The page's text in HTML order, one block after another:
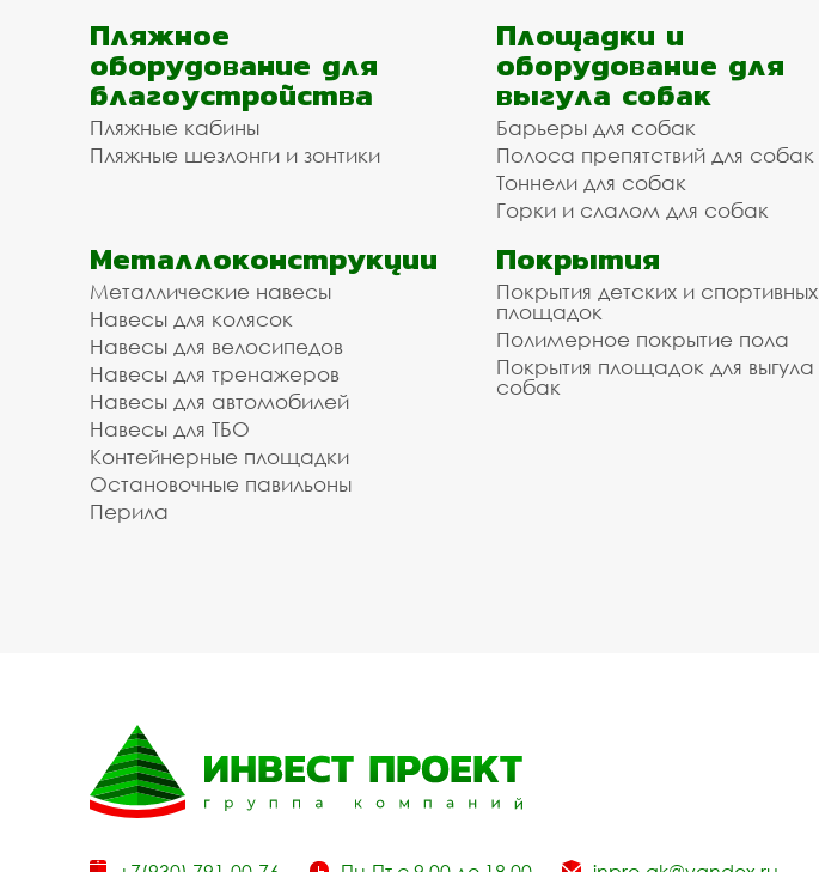
Пляжное
оборудование для
благоустройства
Пляжные кабины
Пляжные шезлонги и зонтики
Площадки и
оборудование для
выгула собак
Барьеры для собак
Полоса препятствий для собак
Тоннели для собак
Горки и слалом для собак
Металлоконструкции
Металлические навесы
Навесы для колясок
Навесы для велосипедов
Навесы для тренажеров
Навесы для автомобилей
Навесы для ТБО
Контейнерные площадки
Остановочные павильоны
Перила
Покрытия
Покрытия детских и спортивных
площадок
Полимерное покрытие пола
Покрытия площадок для выгула
собак